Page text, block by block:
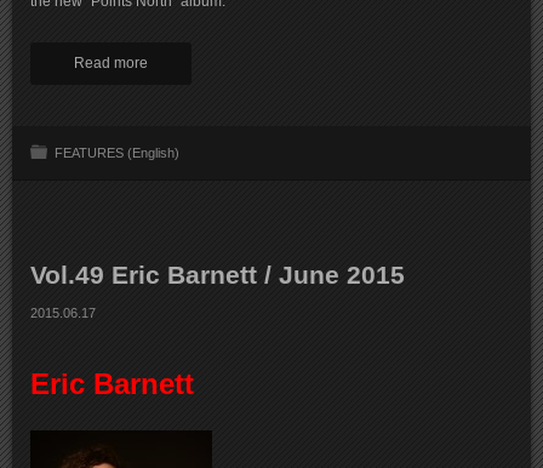
Read more
FEATURES (English)
Vol.49 Eric Barnett / June 2015
2015.06.17
Eric Barnett